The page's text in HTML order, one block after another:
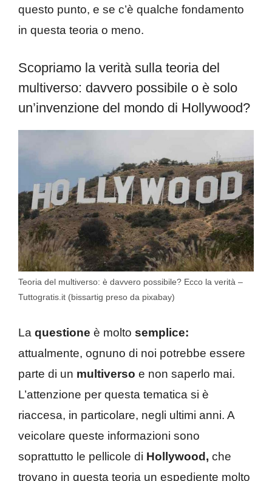
questo punto, e se c’è qualche fondamento
in questa teoria o meno.
Scopriamo la verità sulla teoria del
multiverso: davvero possibile o è solo
un’invenzione del mondo di Hollywood?
Teoria del multiverso: è davvero possibile? Ecco la verità –
Tuttogratis.it (bissartig preso da pixabay)
La questione è molto semplice:
attualmente, ognuno di noi potrebbe essere
parte di un multiverso e non saperlo mai.
L’attenzione per questa tematica si è
riaccesa, in particolare, negli ultimi anni. A
veicolare queste informazioni sono
soprattutto le pellicole di Hollywood, che
trovano in questa teoria un espediente molto